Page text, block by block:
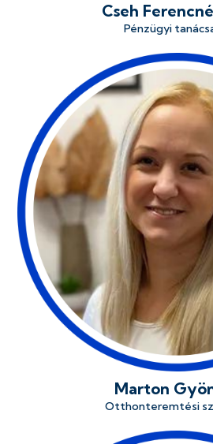
Cseh
Pénzügyi
Marton
Otthonteremtési